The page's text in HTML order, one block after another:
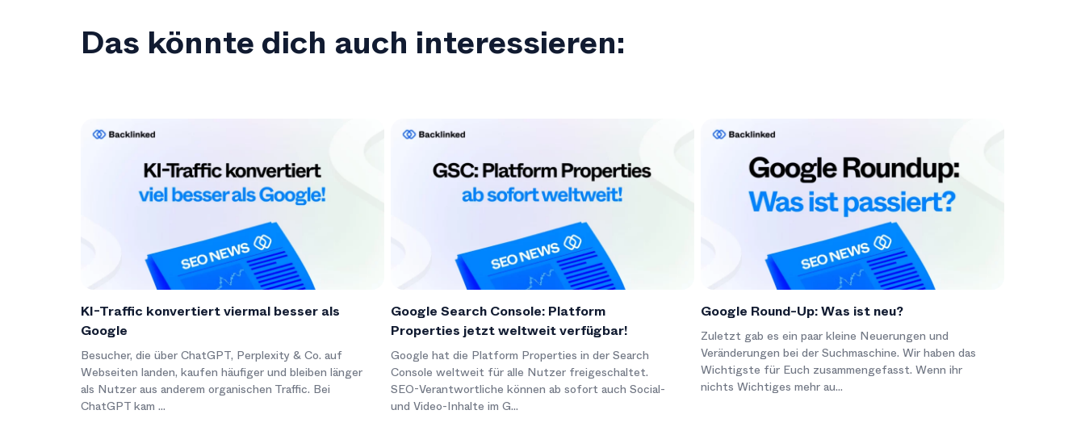
Das könnte dich auch interessieren:
KI-Traffic konvertiert viermal besser als
Google
Besucher, die über ChatGPT, Perplexity & Co. auf
Webseiten landen, kaufen häufiger und bleiben länger
als Nutzer aus anderem organischen Traffic. Bei
ChatGPT kam ...
Google Search Console: Platform
Properties jetzt weltweit verfügbar!
Google hat die Platform Properties in der Search
Console weltweit für alle Nutzer freigeschaltet.
SEO-Verantwortliche können ab sofort auch Social-
und Video-Inhalte im G...
Google Round-Up: Was ist neu?
Zuletzt gab es ein paar kleine Neuerungen und
Veränderungen bei der Suchmaschine. Wir haben das
Wichtigste für Euch zusammengefasst. Wenn ihr
nichts Wichtiges mehr au...